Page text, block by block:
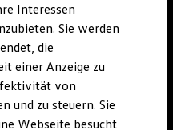
und Updates
Ihrem ID.
Interessen
Sie werden
die
einer Anzeige zu
von
und zu steuern. Sie
Webseite besucht